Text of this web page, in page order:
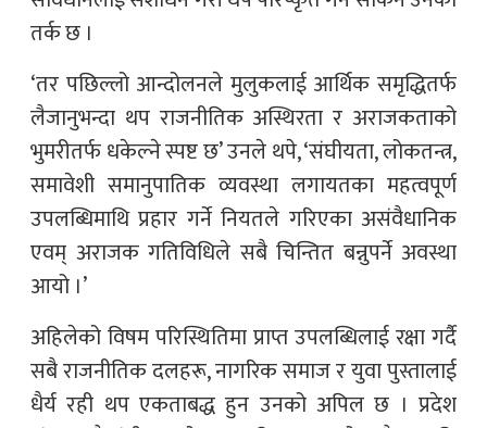
तर्क छ ।
‘तर पछिल्लो आन्दोलनले मुलुकलाई आर्थिक समृद्धितर्फ
लैजानुभन्दा थप राजनीतिक अस्थिरता र अराजकताको
भुमरीतर्फ धकेल्ने स्पष्ट छ’ उनले थपे, ‘संघीयता, लोकतन्त्र,
समावेशी समानुपातिक व्यवस्था लगायतका महत्वपूर्ण
उपलब्धिमाथि प्रहार गर्ने नियतले गरिएका असंवैधानिक
एवम् अराजक गतिविधिले सबै चिन्तित बन्नुपर्ने अवस्था
आयो ।’
अहिलेको विषम परिस्थितिमा प्राप्त उपलब्धिलाई रक्षा गर्दै
सबै राजनीतिक दलहरू, नागरिक समाज र युवा पुस्तालाई
धैर्य रही थप एकताबद्ध हुन उनको अपिल छ । प्रदेश